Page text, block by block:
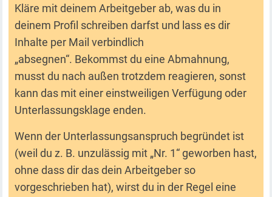
Kläre mit deinem Arbeitgeber ab, was du in
deinem Profil schreiben darfst und lass es dir
Inhalte per Mail verbindlich
„absegnen“. Bekommst du eine Abmahnung,
musst du nach außen trotzdem reagieren, sonst
kann das mit einer einstweiligen Verfügung oder
Unterlassungsklage enden.
Wenn der Unterlassungsanspruch begründet ist
(weil du z. B. unzulässig mit „Nr. 1“ geworben hast,
ohne dass dir das dein Arbeitgeber so
vorgeschrieben hat), wirst du in der Regel eine